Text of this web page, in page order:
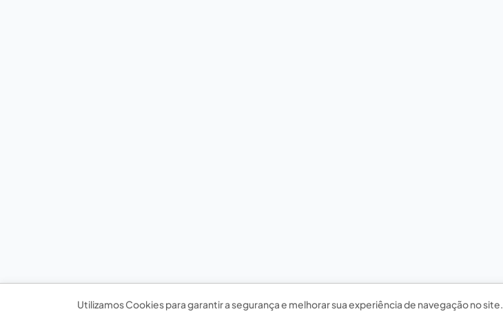
Utilizamos Cookies para garantir a segurança e melhorar sua experiência de navegação no site.